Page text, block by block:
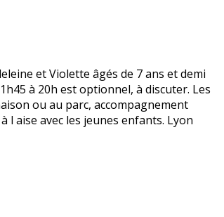
et Violette âgés de 7 ans et demi
à 20h est optionnel, à discuter. Les
ou au parc, accompagnement
aise avec les jeunes enfants. Lyon